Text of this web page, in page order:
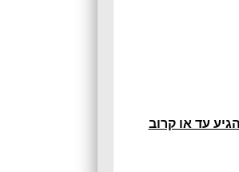
עד או קרוב